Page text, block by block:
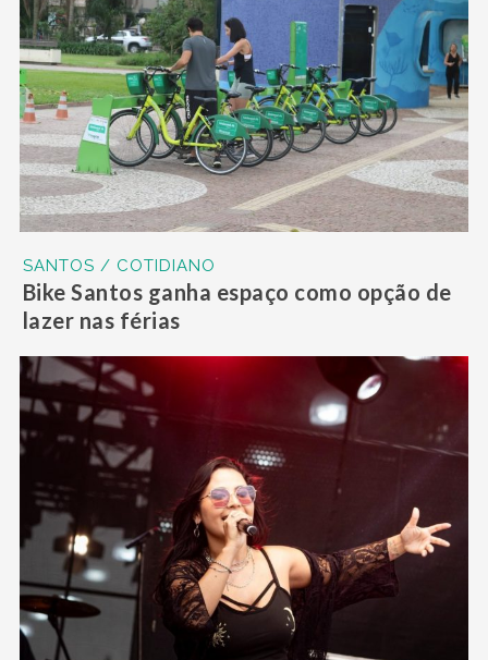
SANTOS / COTIDIANO
Bike Santos ganha espaço como opção de
lazer nas férias